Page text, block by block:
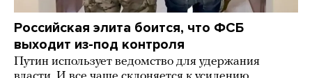
Российская элита боится, что ФСБ
выходит из-под контроля
Путин использует ведомство для удержания